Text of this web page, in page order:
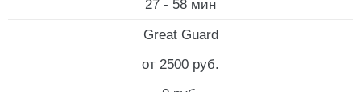
27 - 58 мин
Great Guard
от 2500 руб.